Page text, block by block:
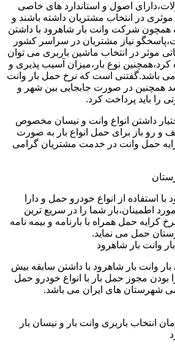
اصول و استاندارد های خاصی
در انتخاب مشتریان داشته باشند و
همچون شرکت وانت بار شاهرود با داشتن
نیاز مشتریان در سراسر کشور
موثر در انتخاب ماشین باربری می توان
کرد،همچنین نوع بار،میزان آسیب پذیری و
می باشد.گفتنی است که نرخ حمل بار وانت
همچنین در صورت جابجایی بین شهر و
را باید پرداخت کرد.
داشتن انواع وانت و نیسان مخصوص
رو باز برای حمل انواع بار به صورت
حمل وانت در خدمت مشتریان گرامی
با استفاده از انواع خودرو حمل و دارا
اطمینان،بار شما را در سریع ترین
کرایه حمل همراه با بارنامه و بیمه نامه
حمل می نماید.
وانت بار شاهرود
بار وانت بار شاهرود با داشتن سابقه بیش
بودن مجوز حمل بار با انواع خودرو حمل
شهرستان های ایران می باشد.
انتخاب باربری وانت بار و نیسان بار